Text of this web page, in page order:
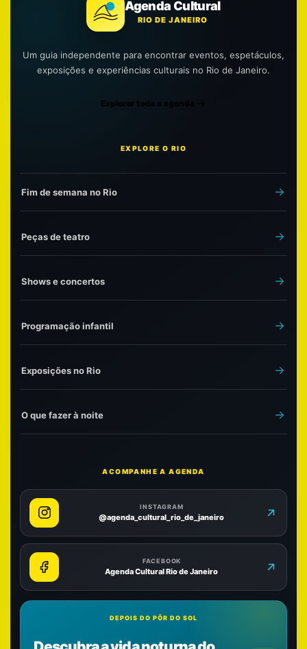
Agenda Cultural
RIO DE JANEIRO
Um guia independente para encontrar eventos, espetáculos,
exposições e experiências culturais no Rio de Janeiro.
Explorar toda a agenda
EXPLORE O RIO
Fim de semana no Rio
Peças de teatro
Shows e concertos
Programação infantil
Exposições no Rio
O que fazer à noite
ACOMPANHE A AGENDA
INSTAGRAM
@agenda_cultural_rio_de_janeiro
FACEBOOK
Agenda Cultural Rio de Janeiro
DEPOIS DO PÔR DO SOL